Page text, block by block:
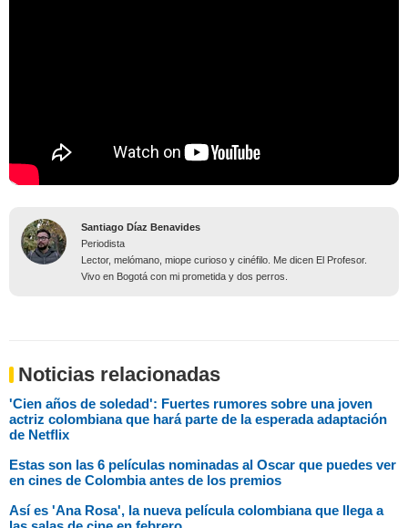
Santiago Díaz Benavides
Periodista
Lector, melómano, miope curioso y cinéfilo. Me dicen El Profesor.
Vivo en Bogotá con mi prometida y dos perros.
Noticias relacionadas
'Cien años de soledad': Fuertes rumores sobre una joven
actriz colombiana que hará parte de la esperada adaptación
de Netflix
Estas son las 6 películas nominadas al Oscar que puedes ver
en cines de Colombia antes de los premios
Así es 'Ana Rosa', la nueva película colombiana que llega a